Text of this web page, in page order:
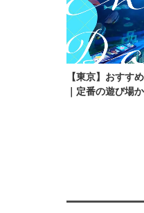
【東京】おすす
｜定番の遊び場